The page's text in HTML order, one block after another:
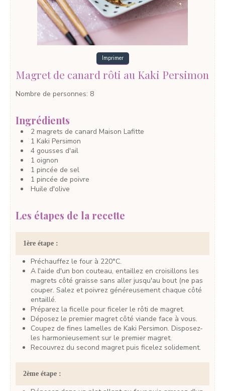
Imprimer
Magret de canard rôti au Kaki Persimon
Nombre de personnes: 8
Ingrédients
2 magrets de canard Maison Lafitte
1 Kaki Persimon
4 gousses d'ail
1 oignon
1 pincée de sel
1 pincée de poivre
Huile d'olive
Les étapes de la recette
1ère étape :
Préchauffez le four à 220°C.
A l'aide d'un bon couteau, entaillez en croisillons les
magrets côté graisse sans aller jusqu'au bout (ne pas
couper. Salez et poivrez généreusement chaque côté
entaillé.
Préparez la ficelle pour ficeler le rôti de magret.
Déposez le premier magret côté viande face à vous.
Coupez de fines lamelles de Kaki Persimon. Disposez-
les harmonieusement sur le premier magret.
Recouvrez du second magret puis ficelez solidement.
2ème étape :